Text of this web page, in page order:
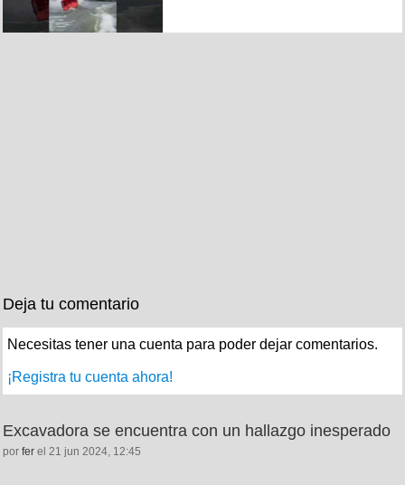
Deja tu comentario
Necesitas tener una cuenta para poder dejar comentarios.
¡Registra tu cuenta ahora!
Excavadora se encuentra con un hallazgo inesperado
por fer el 21 jun 2024, 12:45